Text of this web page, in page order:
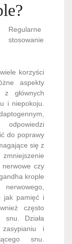
Regularne
stosowanie
korzyści
aspekty
z głównych
i niepokoju.
odpowiedzi
do poprawy
się z
zmniejszenie
czy
krople
jak pamięć i
często
Działa
i
snu.